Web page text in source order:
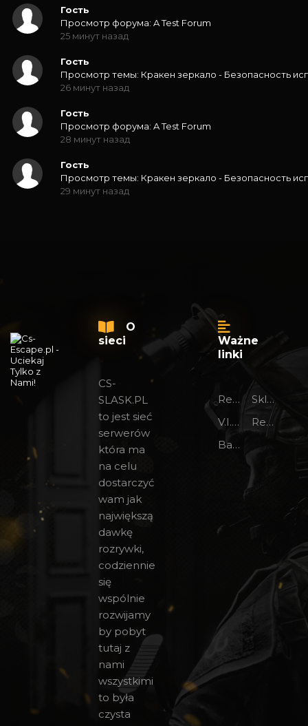
Гость
Просмотр форума: A Test Forum
25 минут назад
Гость
Просмотр темы: Кракен зеркало - Безопасность
26 минут назад
Гость
Просмотр форума: A Test Forum
28 минут назад
Гость
Просмотр темы: Кракен зеркало - Безопасность
29 минут назад
O
sieci
CS-
SLASK.PL
to jest sieć
serwerów
która ma
na celu
dostarczyć
wam jak
największą
dawkę
rozrywki,
codziennie
się
wspólnie
rozwijamy
by pobyt
tutaj z
nami
wszystkimi
to była
czysta
Ważne
linki
Regulamin
V.I.P na forum
Bany CS 1.6
Sklep 24/7